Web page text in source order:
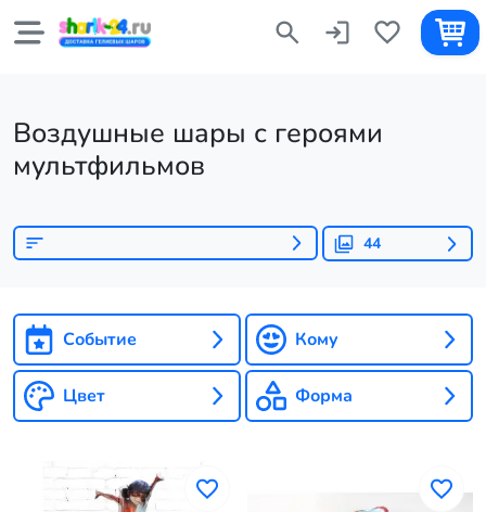
Воздушные шары с героями
мультфильмов
44
Событие Кому
Цвет Форма